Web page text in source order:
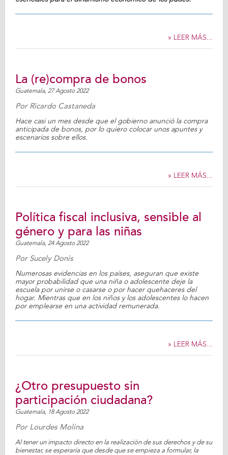
» LEER MÁS...
La (re)compra de bonos
Guatemala, 27 Agosto 2022
Por Ricardo Castaneda
Hace casi un mes desde que el gobierno anunció la compra
anticipada de bonos, por lo quiero colocar unos apuntes y
escenarios sobre ellos.
» LEER MÁS...
Política fiscal inclusiva, sensible al
género y para las niñas
Guatemala, 24 Agosto 2022
Por Sucely Donis
Numerosas evidencias en los países, aseguran que existe
mayor probabilidad que una niña o adolescente deje la
escuela por unirse o casarse o por hacer quehaceres del
hogar. Mientras que en los niños y los adolescentes lo hacen
por emplearse en una actividad remunerada.
» LEER MÁS...
¿Otro presupuesto sin
participación ciudadana?
Guatemala, 18 Agosto 2022
Por Lourdes Molina
Al tener un impacto directo en la realización de sus derechos y de su
bienestar, se esperaría que desde que se empieza a formular, la